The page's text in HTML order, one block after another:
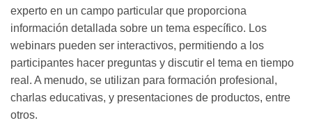
experto en un campo particular que proporciona
información detallada sobre un tema específico. Los
webinars pueden ser interactivos, permitiendo a los
participantes hacer preguntas y discutir el tema en tiempo
real. A menudo, se utilizan para formación profesional,
charlas educativas, y presentaciones de productos, entre
otros.